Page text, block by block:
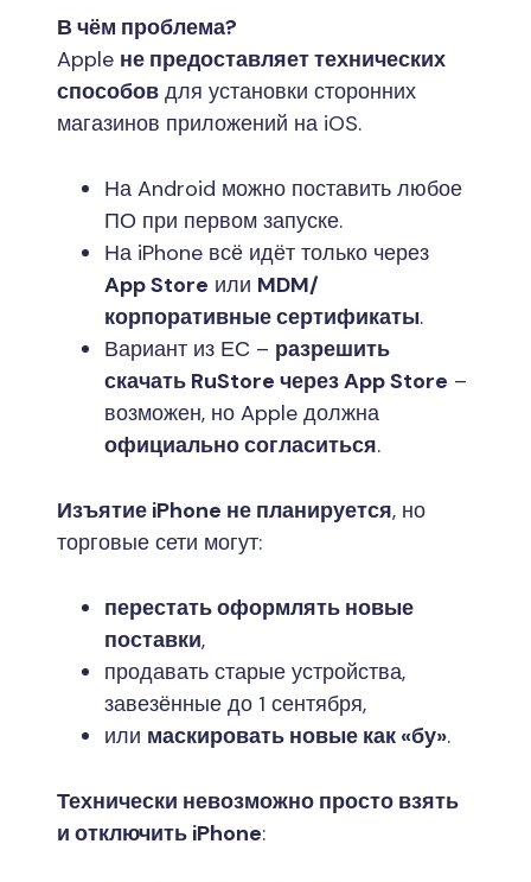
В чём проблема?
Apple не предоставляет технических
способов для установки сторонних
магазинов приложений на iOS.
На Android можно поставить любое
ПО при первом запуске.
На iPhone всё идёт только через
App Store или MDM/
корпоративные сертификаты.
Вариант из ЕС – разрешить
скачать RuStore через App Store –
возможен, но Apple должна
официально согласиться.
Изъятие iPhone не планируется, но
торговые сети могут:
перестать оформлять новые
поставки,
продавать старые устройства,
завезённые до 1 сентября,
или маскировать новые как «бу».
Технически невозможно просто взять
и отключить iPhone: